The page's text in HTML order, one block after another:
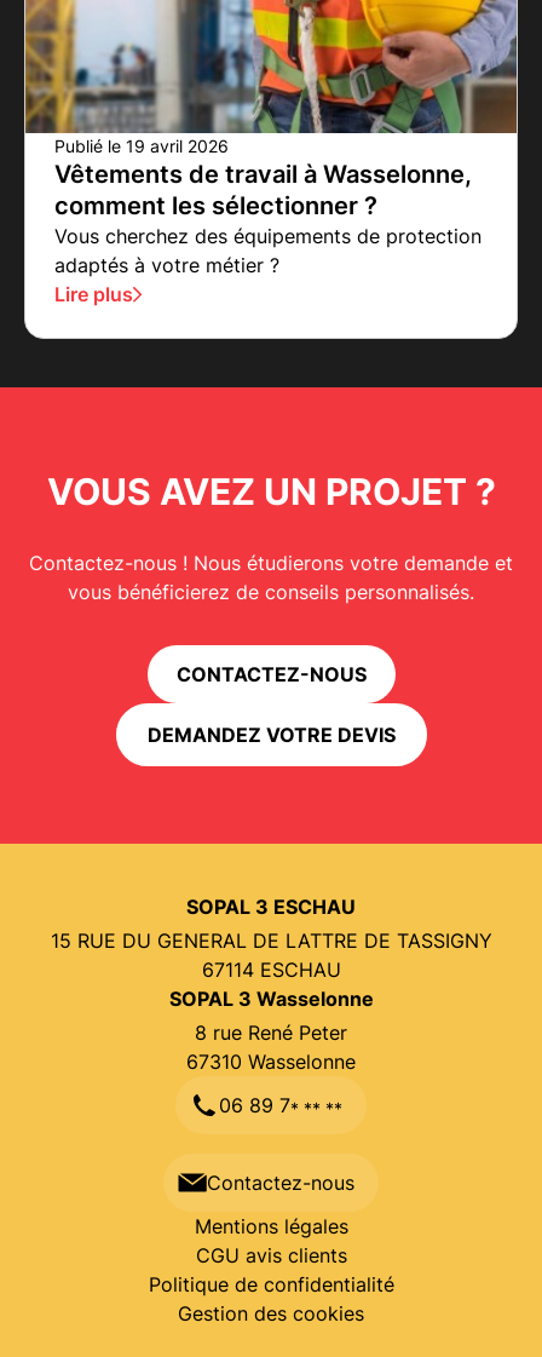
Publié le 19 avril 2026
Vêtements de travail à Wasselonne,
comment les sélectionner ?
Vous cherchez des équipements de protection
adaptés à votre métier ?
Lire plus
VOUS AVEZ UN PROJET ?
Contactez-nous ! Nous étudierons votre demande et
vous bénéficierez de conseils personnalisés.
CONTACTEZ-NOUS
DEMANDEZ VOTRE DEVIS
SOPAL 3 ESCHAU
15 RUE DU GENERAL DE LATTRE DE TASSIGNY
67114 ESCHAU
SOPAL 3 Wasselonne
8 rue René Peter
67310 Wasselonne
06 89 7* ** **
Contactez-nous
Mentions légales
CGU avis clients
Politique de confidentialité
Gestion des cookies